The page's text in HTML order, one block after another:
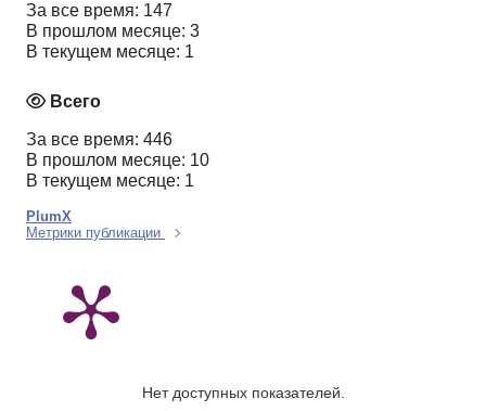
За все время: 147
В прошлом месяце: 3
В текущем месяце: 1
Всего
За все время: 446
В прошлом месяце: 10
В текущем месяце: 1
PlumX
Метрики публикации
Нет доступных показателей.